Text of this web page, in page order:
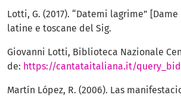
Lotti, G. (2017). “Datemi lagrime”
latine e toscane del Sig.
Giovanni Lotti, Biblioteca Nazionale
de: https://cantataitaliana.it/
Martín López, R. (2006). Las